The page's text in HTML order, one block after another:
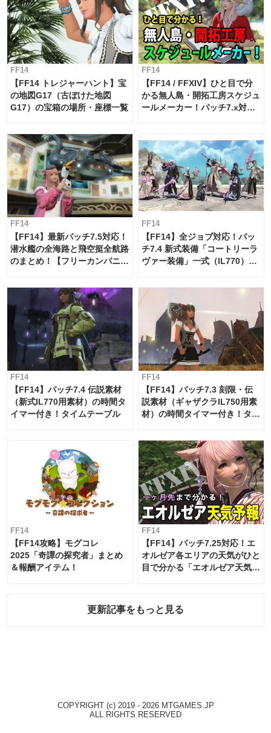
FF14
【FF14 トレジャーハント】宝
の地図G17（古ぼけた地図
G17）の宝箱の場所・座標一覧
FF14
【FF14 / FFXIV】ひと目で分
かる無人島・開拓工房スケジュ
ールメーカー！パッチ7.x対応
FF14
【FF14】最新パッチ7.5対応！
潜水艦の全海路と飛空挺全航路
のまとめ！【フリーカンパニ
FF14
【FF14】全ジョブ対応！パッ
チ7.4 新式装備「コートリーラ
ヴァー装備」一式（IL770）の
FF14
【FF14】パッチ7.4 伝説素材
（新式IL770用素材）の時間タ
イマー付き！タイムテーブル
FF14
【FF14】パッチ7.3 刻限・伝
説素材（ギャザクラIL750用素
材）の時間タイマー付き！タイ
FF14
【FF14攻略】モグコレ
2025「奇譚の探究者」まとめ
＆報酬アイテム！
FF14
【FF14】パッチ7.25対応！エ
オルゼア各エリアの天気がひと
目で分かる「エオルゼア天気予
更新記事をもっと見る
COPYRIGHT (c) 2019 - 2026 MTGAMES.JP
ALL RIGHTS RESERVED